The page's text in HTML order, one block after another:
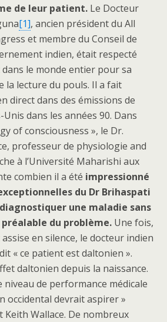
de leur patient. Le Docteur
[1], ancien président du All
et membre du Conseil de
indien, était respecté
le monde entier pour sa
la lecture du pouls. Il a fait
direct dans des émissions de
dans les années 90. Dans
of consciousness », le Dr.
professeur de physiologie and
à l’Université Maharishi aux
combien il a été impressionné
du Dr Brihaspati
une maladie sans
du problème. Une fois,
en silence, le docteur indien
« ce patient est daltonien ».
daltonien depuis la naissance.
niveau de performance médicale
occidental devrait aspirer »
Keith Wallace. De nombreux